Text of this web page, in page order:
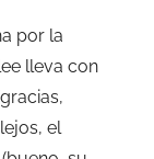
por la
lleva con
el